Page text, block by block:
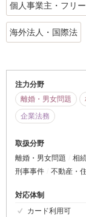
個人事業主・フリ
海外法人・国際法
注力分野
離婚・男女問題
企業法務
取扱分野
離婚・男女問題
相
刑事事件
不動産・
対応体制
カード利用可